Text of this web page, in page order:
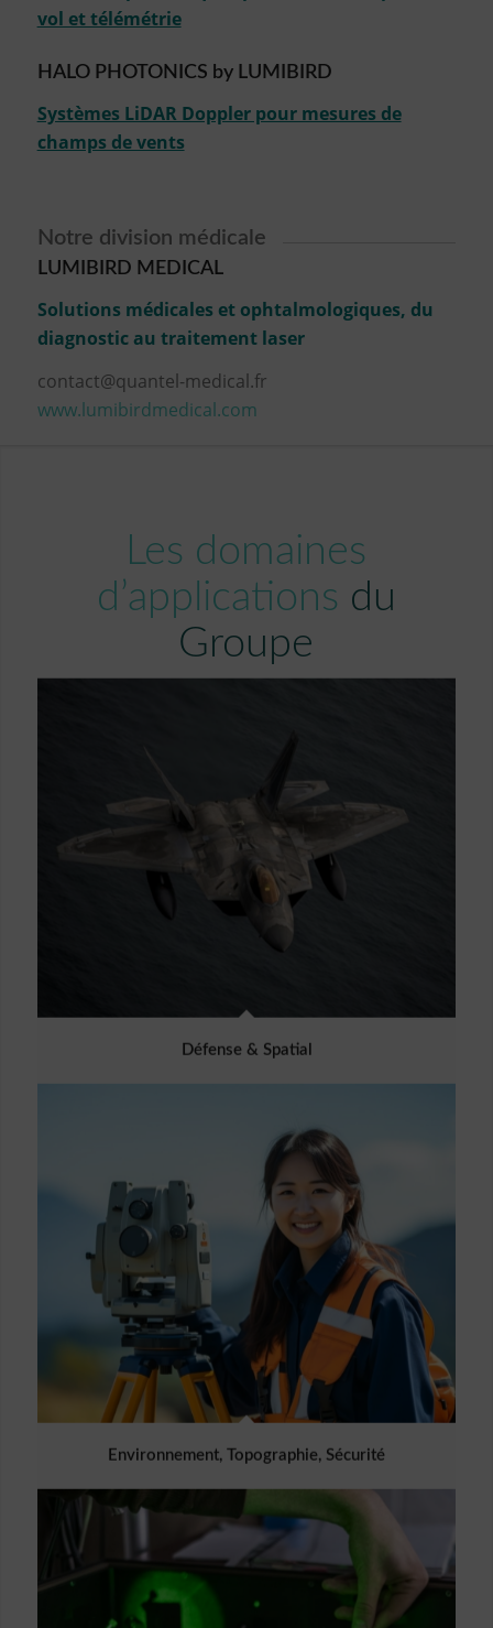
vol et télémétrie
HALO PHOTONICS by LUMIBIRD
Systèmes LiDAR Doppler pour mesures de
champs de vents
Notre division médicale
LUMIBIRD MEDICAL
Solutions médicales et ophtalmologiques, du
diagnostic au traitement laser
contact@quantel-medical.fr
www.lumibirdmedical.com
Les domaines
d’applications du
Groupe
Défense & Spatial
Environnement, Topographie, Sécurité